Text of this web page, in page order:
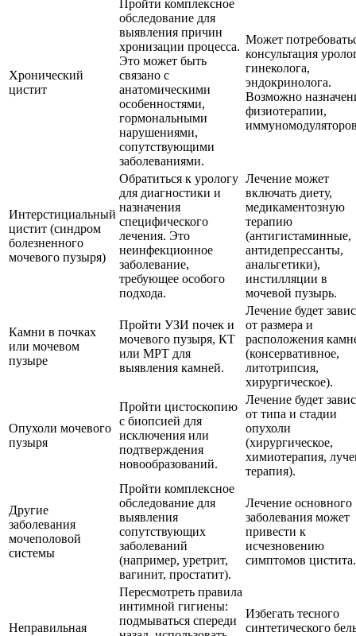
Хронический
цистит
Пройти комплексное
обследование для
выявления причин
хронизации процесса.
Это может быть
связано с
анатомическими
особенностями,
гормональными
нарушениями,
сопутствующими
заболеваниями.
Может
консультация
гинеколога,
эндокринолога.
Возможно
физиотерапии,
Интерстициальный
цистит (синдром
болезненного
мочевого пузыря)
Обратиться к урологу
для диагностики и
назначения
специфического
лечения. Это
неинфекционное
заболевание,
требующее особого
подхода.
Лечение может
включать диету,
медикаментозную
терапию
(антигистаминные,
антидепрессанты,
анальгетики),
инстилляции в
мочевой пузырь.
Камни в почках
или мочевом
пузыре
Пройти УЗИ почек и
мочевого пузыря, КТ
или МРТ для
выявления камней.
Лечение будет
от размера и
расположения
(консервативное,
литотрипсия,
хирургическое).
Опухоли мочевого
пузыря
Пройти цистоскопию
с биопсией для
исключения или
подтверждения
новообразований.
Лечение будет
от типа и стадии
опухоли
(хирургическое,
химиотерапия,
терапия).
Другие
заболевания
мочеполовой
системы
Пройти комплексное
обследование для
выявления
сопутствующих
заболеваний
(например, уретрит,
вагинит, простатит).
Лечение основного
заболевания может
привести к
исчезновению
симптомов цистита.
Неправильная
Пересмотреть правила
интимной гигиены:
подмываться спереди
Избегать тесного
синтетического